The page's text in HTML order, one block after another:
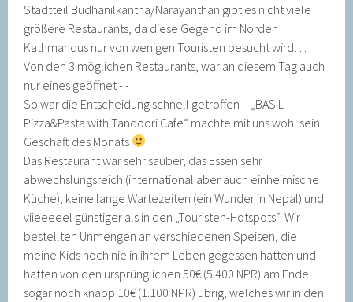
Stadtteil Budhanilkantha/Narayanthan gibt es nicht viele
größere Restaurants, da diese Gegend im Norden
Kathmandus nur von wenigen Touristen besucht wird…
Von den 3 möglichen Restaurants, war an diesem Tag auch
nur eines geöffnet -.-
So war die Entscheidung schnell getroffen – „BASIL –
Pizza&Pasta with Tandoori Cafe“ machte mit uns wohl sein
Geschäft des Monats
Das Restaurant war sehr sauber, das Essen sehr
abwechslungsreich (international aber auch einheimische
Küche), keine lange Wartezeiten (ein Wunder in Nepal) und
viieeeeel günstiger als in den „Touristen-Hotspots“. Wir
bestellten Unmengen an verschiedenen Speisen, die
meine Kids noch nie in ihrem Leben gegessen hatten und
hatten von den ursprünglichen 50€ (5.400 NPR) am Ende
sogar noch knapp 10€ (1.100 NPR) übrig, welches wir in den